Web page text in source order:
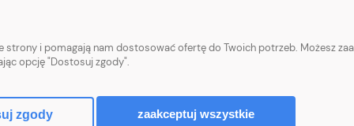
Wysyłka i koszty dostawy
Polityka
strony i pomagają nam dostosować ofertę do Twoich potrzeb. Możesz
opcję "Dostosuj zgody".
zgody zaakceptuj wszystkie